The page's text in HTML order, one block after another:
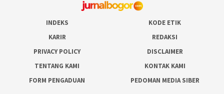
INDEKS
KODE ETIK
KARIR
REDAKSI
PRIVACY POLICY
DISCLAIMER
TENTANG KAMI
KONTAK KAMI
FORM PENGADUAN
PEDOMAN MEDIA SIBER